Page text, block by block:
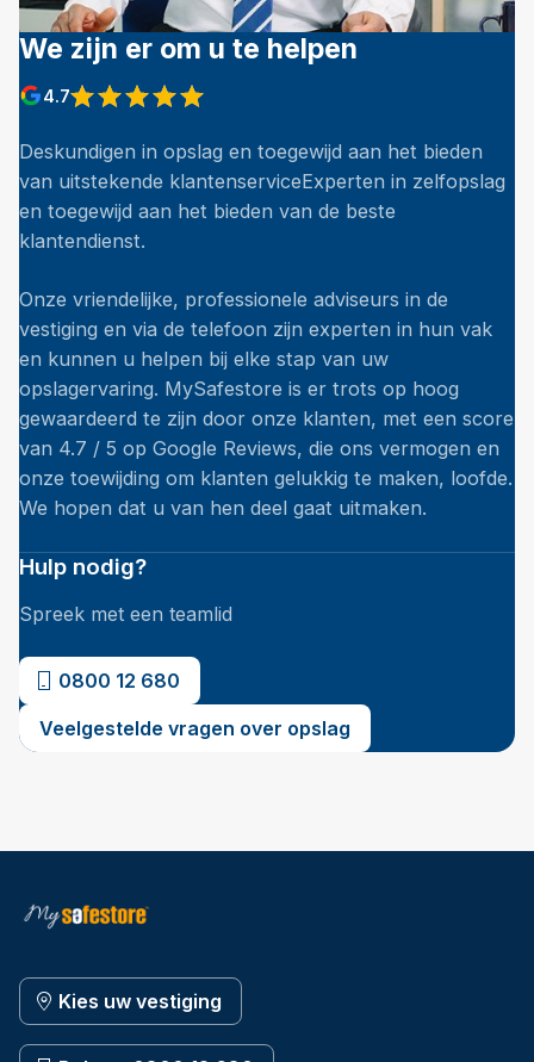
We zijn er om u te helpen
4.7
Deskundigen in opslag en toegewijd aan het bieden
van uitstekende klantenserviceExperten in zelfopslag
en toegewijd aan het bieden van de beste
klantendienst.
Onze vriendelijke, professionele adviseurs in de
vestiging en via de telefoon zijn experten in hun vak
en kunnen u helpen bij elke stap van uw
opslagervaring. MySafestore is er trots op hoog
gewaardeerd te zijn door onze klanten, met een score
van 4.7 / 5 op Google Reviews, die ons vermogen en
onze toewijding om klanten gelukkig te maken, loofde.
We hopen dat u van hen deel gaat uitmaken.
Hulp nodig?
Spreek met een teamlid
0800 12 680
Veelgestelde vragen over opslag
Kies uw vestiging